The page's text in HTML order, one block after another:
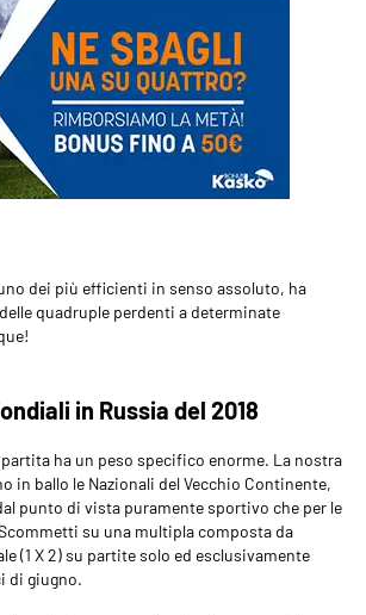
dei più efficienti in senso assoluto, ha
quadruple perdenti a determinate
in Russia del 2018
ha un peso specifico enorme. La nostra
in ballo le Nazionali del Vecchio Continente,
punto di vista puramente sportivo che per le
su una multipla composta da
(1 X 2) su partite solo ed esclusivamente
di giugno.